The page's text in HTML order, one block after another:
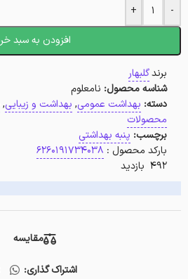
-
+
افزودن به سبد
برندگلبهار
شناسه محصول: نامعلوم
دسته: بهداشت عمومی, بهداشت و زیبایی,
محصولات
برچسب: پنبه بهداشتی
بارکد محصول : 6260191734038
492 بازدید
مقایسه
اشتراک گذاری: